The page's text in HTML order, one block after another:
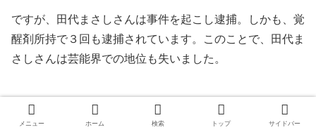
ですが、田代まさしさんは事件を起こし逮捕。しかも、覚
醒剤所持で３回も逮捕されています。このことで、田代ま
さしさんは芸能界での地位も失いました。
メニュー ホーム 検索 トップ サイドバー